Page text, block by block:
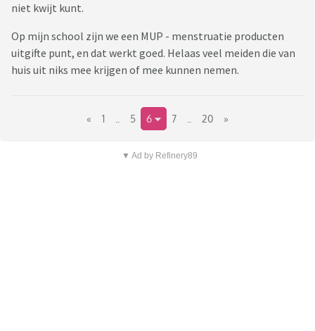
niet kwijt kunt.
Op mijn school zijn we een MUP - menstruatie producten
uitgifte punt, en dat werkt goed. Helaas veel meiden die van
huis uit niks mee krijgen of mee kunnen nemen.
« 1 5 6 7 20 »
▼ Ad by Refinery89